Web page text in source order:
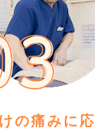
の痛みに